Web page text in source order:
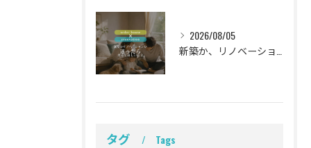
2026/08/05
タグ Tags